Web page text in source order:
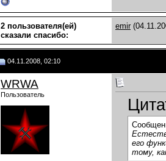
2 пользователя(ей)
сказали cпасибо:
emir
04.11.2008, 02:10
WRWA
Пользователь
его
тому,